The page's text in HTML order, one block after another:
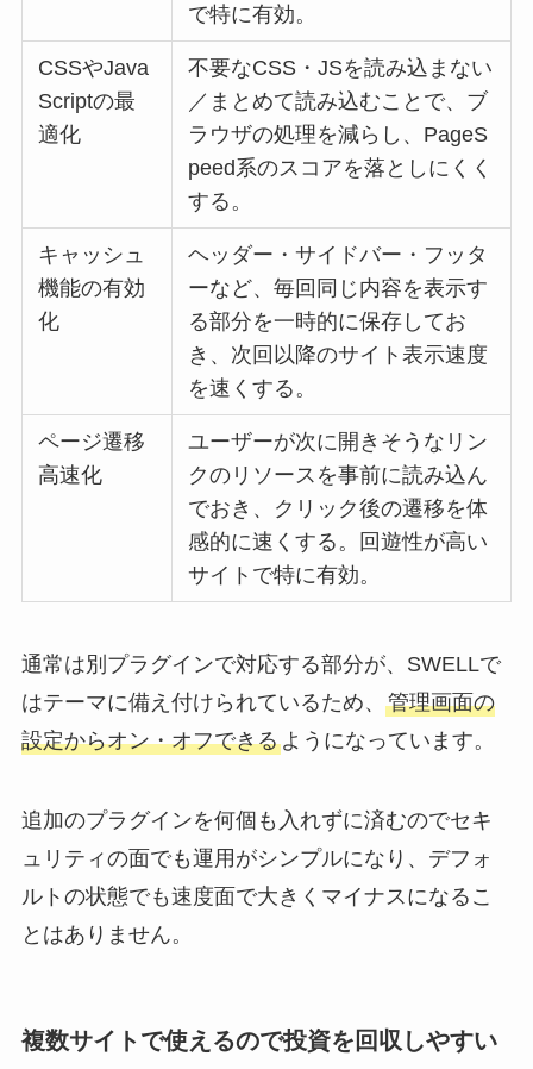
で特に有効。
CSSやJava
Scriptの最
適化
不要なCSS・JSを読み込まない
／まとめて読み込むことで、ブ
ラウザの処理を減らし、PageS
peed系のスコアを落としにくく
する。
キャッシュ
機能の有効
化
ヘッダー・サイドバー・フッタ
ーなど、毎回同じ内容を表示す
る部分を一時的に保存してお
き、次回以降のサイト表示速度
を速くする。
ページ遷移
高速化
ユーザーが次に開きそうなリン
クのリソースを事前に読み込ん
でおき、クリック後の遷移を体
感的に速くする。回遊性が高い
サイトで特に有効。
通常は別プラグインで対応する部分が、SWELLで
はテーマに備え付けられているため、 管理画面の
設定からオン・オフできるようになっています。
追加のプラグインを何個も入れずに済むのでセキ
ュリティの面でも運用がシンプルになり、デフォ
ルトの状態でも速度面で大きくマイナスになるこ
とはありません。
複数サイトで使えるので投資を回収しやすい